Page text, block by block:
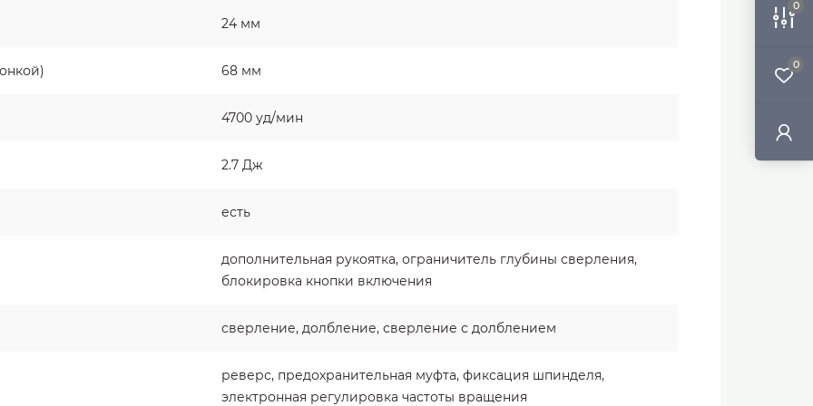
0
0
24 мм
68 мм
4700 уд/мин
2.7 Дж
есть
дополнительная рукоятка, ограничитель глубины сверления,
блокировка кнопки включения
сверление, долбление, сверление с долблением
реверс, предохранительная муфта, фиксация шпинделя,
электронная регулировка частоты вращения